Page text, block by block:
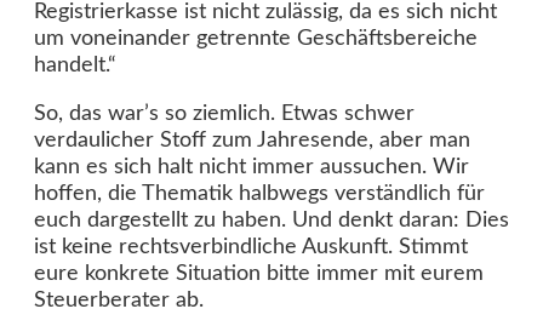
Registrierkasse ist nicht zulässig, da es sich nicht
um voneinander getrennte Geschäftsbereiche
handelt.“
So, das war’s so ziemlich. Etwas schwer
verdaulicher Stoff zum Jahresende, aber man
kann es sich halt nicht immer aussuchen. Wir
hoffen, die Thematik halbwegs verständlich für
euch dargestellt zu haben. Und denkt daran: Dies
ist keine rechtsverbindliche Auskunft. Stimmt
eure konkrete Situation bitte immer mit eurem
Steuerberater ab.